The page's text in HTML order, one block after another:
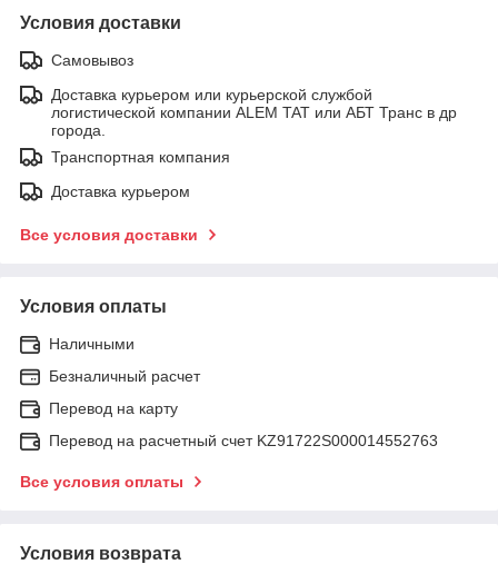
Условия доставки
Самовывоз
Доставка курьером или курьерской службой
логистической компании ALEM TAT или АБТ Транс в др
города.
Транспортная компания
Доставка курьером
Все условия доставки
Условия оплаты
Наличными
Безналичный расчет
Перевод на карту
Перевод на расчетный счет KZ91722S000014552763
Все условия оплаты
Условия возврата